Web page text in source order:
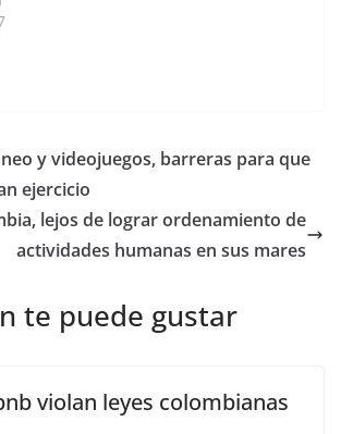
la
67
se
y videojuegos, barreras para que
ejercicio
lejos de lograr ordenamiento de
actividades humanas en sus mares
te puede gustar
violan leyes colombianas